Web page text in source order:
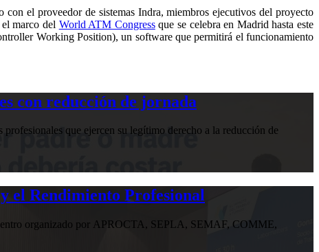
con el proveedor de sistemas Indra, miembros ejecutivos del proyecto
marco del World ATM Congressque se celebra en Madrid hasta este
Working Position), un software que permitirá el funcionamiento
con reducción de jornada
que ejercen su legítimo derecho a la reducción de
el Rendimiento Profesional
organizado por APROCTA, SEPLA, SEMAF, COMME,